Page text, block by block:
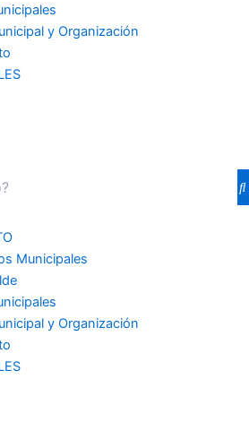
y Organización
Municipales
y Organización